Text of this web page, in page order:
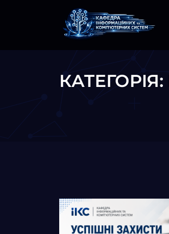
КАТЕГОРІЯ: